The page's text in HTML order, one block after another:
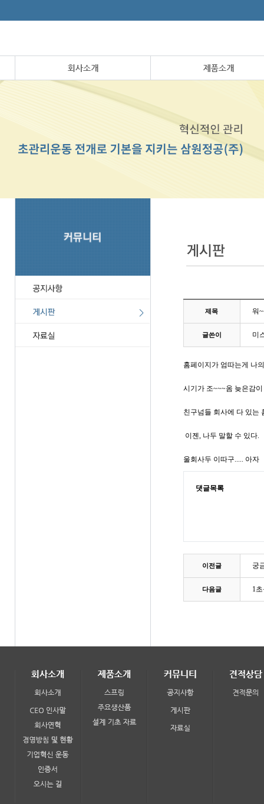
제목 워
글쓴이 미
홈페이지가 엄따는게 나
시기가 조~~~옴 늦은감
친구넘들 회사에 다 있는
이젠, 나두 말할 수 있다.
울회사두 이따구..... 아자
댓글목록
이전글 궁
다음글 1